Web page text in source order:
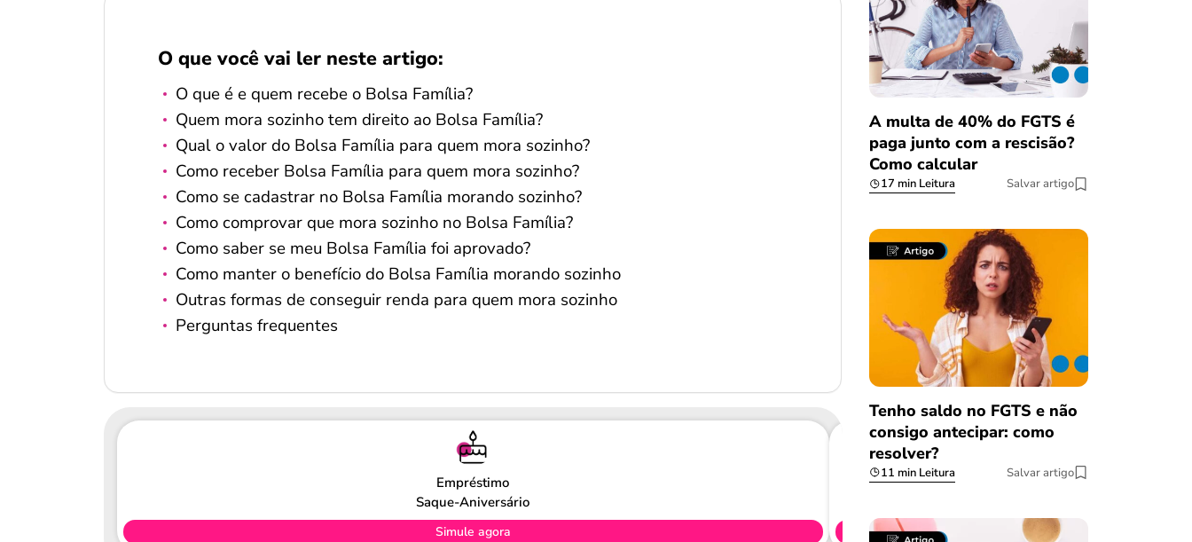
O que você vai ler neste artigo:
O que é e quem recebe o Bolsa Família?
Quem mora sozinho tem direito ao Bolsa Família?
Qual o valor do Bolsa Família para quem mora sozinho?
Como receber Bolsa Família para quem mora sozinho?
Como se cadastrar no Bolsa Família morando sozinho?
Como comprovar que mora sozinho no Bolsa Família?
Como saber se meu Bolsa Família foi aprovado?
Como manter o benefício do Bolsa Família morando sozinho
Outras formas de conseguir renda para quem mora sozinho
Perguntas frequentes
Empréstimo
Saque-Aniversário
Simule agora
A multa de 40% do FGTS é
paga junto com a rescisão?
Como calcular
17 min Leitura Salvar artigo
Tenho saldo no FGTS e não
consigo antecipar: como
resolver?
11 min Leitura Salvar artigo